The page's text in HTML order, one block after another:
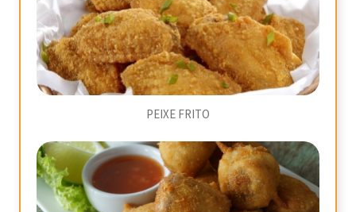
PEIXE FRITO